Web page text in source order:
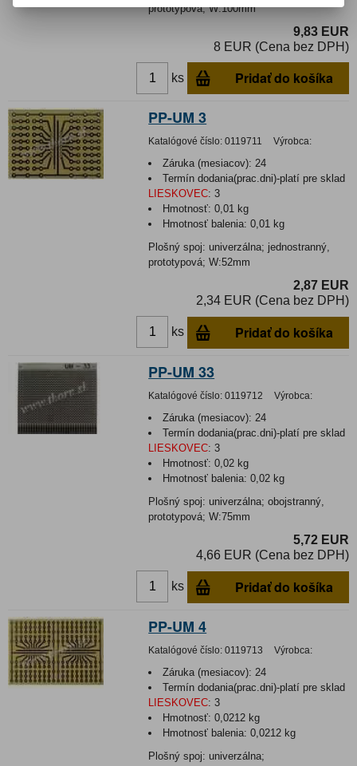
prototypová; W:100mm
9,83 EUR
8 EUR (Cena bez DPH)
ks Pridať do košíka
PP-UM 3
Katalógové číslo: 0119711 Výrobca:
Záruka (mesiacov): 24
Termín dodania(prac.dni)-platí pre sklad
LIESKOVEC: 3
Hmotnosť:0,01 kg
Hmotnosť balenia:0,01 kg
Plošný spoj: univerzálna; jednostranný,
prototypová; W:52mm
2,87 EUR
2,34 EUR (Cena bez DPH)
ks Pridať do košíka
PP-UM 33
Katalógové číslo: 0119712 Výrobca:
Záruka (mesiacov): 24
Termín dodania(prac.dni)-platí pre sklad
LIESKOVEC: 3
Hmotnosť:0,02 kg
Hmotnosť balenia:0,02 kg
Plošný spoj: univerzálna; obojstranný,
prototypová; W:75mm
5,72 EUR
4,66 EUR (Cena bez DPH)
ks Pridať do košíka
PP-UM 4
Katalógové číslo: 0119713 Výrobca:
Záruka (mesiacov): 24
Termín dodania(prac.dni)-platí pre sklad
LIESKOVEC: 3
Hmotnosť:0,0212 kg
Hmotnosť balenia:0,0212 kg
Plošný spoj: univerzálna;